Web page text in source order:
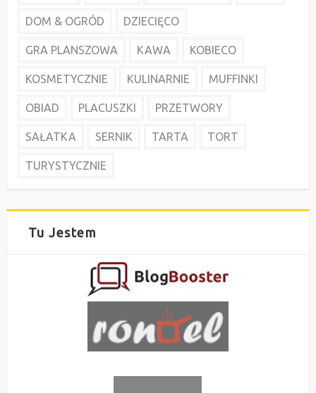
DOM & OGRÓD DZIECIĘCO
GRA PLANSZOWA KAWA KOBIECO
KOSMETYCZNIE KULINARNIE MUFFINKI
OBIAD PLACUSZKI PRZETWORY
SAŁATKA SERNIK TARTA TORT
TURYSTYCZNIE
Tu Jestem